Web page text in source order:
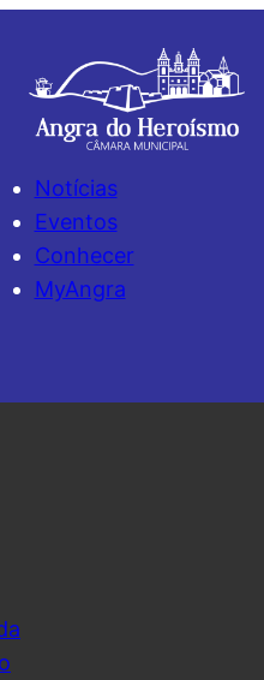
Notícias
Eventos
Conhecer
MyAngra